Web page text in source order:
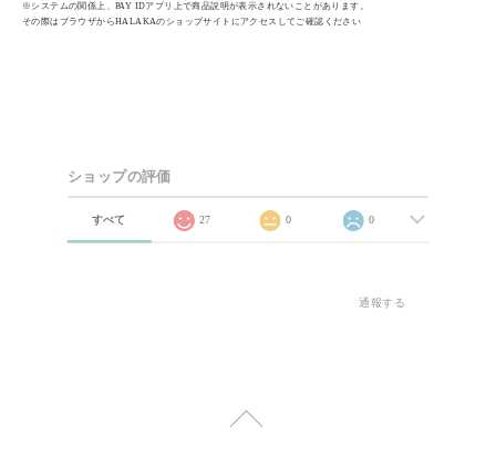
※システムの関係上、PAY IDアプリ上で商品説明が表示されないことがあります。
その際はブラウザからHALAKAのショップサイトにアクセスしてご確認ください
ショップの評価
すべて 27 0 0
通報する